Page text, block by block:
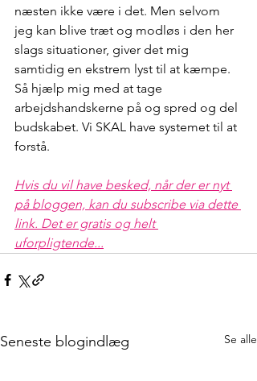
næsten ikke være i det. Men selvom
jeg kan blive træt og modløs i den her
slags situationer, giver det mig
samtidig en ekstrem lyst til at kæmpe.
Så hjælp mig med at tage
arbejdshandskerne på og spred og del
budskabet. Vi SKAL have systemet til at
forstå.
Hvis du vil have besked, når der er nyt
på bloggen, kan du subscribe via dette
link. Det er gratis og helt
uforpligtende...
Seneste blogindlæg Se alle